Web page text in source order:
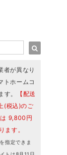
者が異なり
トホームコ
。
【配送
(税込)のご
9,800円
ます。
指定できま